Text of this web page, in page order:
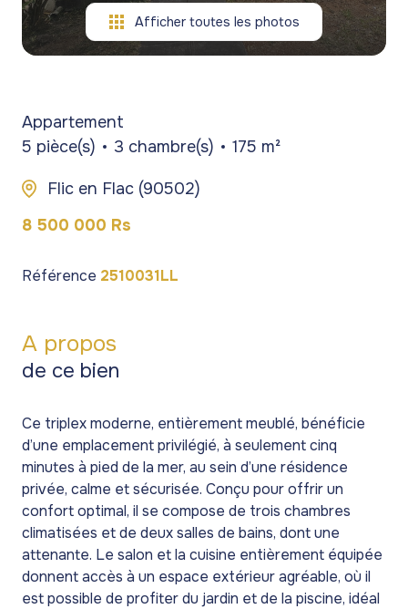
Afficher toutes les photos
Appartement
5 pièce(s)
3 chambre(s) 175 m²
Flic en Flac (90502)
8 500 000 Rs
Référence 2510031LL
A propos
de ce bien
Ce triplex moderne, entièrement meublé, bénéficie
d’une emplacement privilégié, à seulement cinq
minutes à pied de la mer, au sein d’une résidence
privée, calme et sécurisée. Conçu pour offrir un
confort optimal, il se compose de trois chambres
climatisées et de deux salles de bains, dont une
attenante. Le salon et la cuisine entièrement équipée
donnent accès à un espace extérieur agréable, où il
est possible de profiter du jardin et de la piscine, idéal